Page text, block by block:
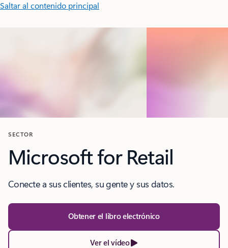
Saltar al contenido principal
SECTOR
Microsoft for Retail
Conecte a sus clientes, su gente y sus datos.
Obtener el libro electrónico
Ver el vídeo